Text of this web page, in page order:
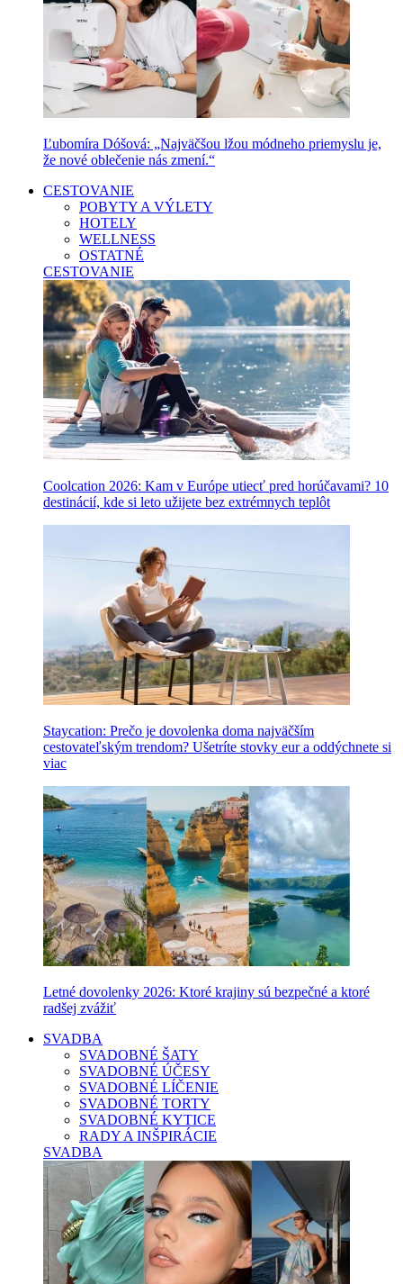
Ľubomíra Dóšová: „Najväčšou lžou módneho priemyslu je,
že nové oblečenie nás zmení.“
CESTOVANIE
POBYTY A VÝLETY
HOTELY
WELLNESS
OSTATNÉ
CESTOVANIE
Coolcation 2026: Kam v Európe utiecť pred horúčavami? 10
destinácií, kde si leto užijete bez extrémnych teplôt
Staycation: Prečo je dovolenka doma najväčším
cestovateľským trendom? Ušetríte stovky eur a oddýchnete si
viac
Letné dovolenky 2026: Ktoré krajiny sú bezpečné a ktoré
radšej zvážiť
SVADBA
SVADOBNÉ ŠATY
SVADOBNÉ ÚČESY
SVADOBNÉ LÍČENIE
SVADOBNÉ TORTY
SVADOBNÉ KYTICE
RADY A INŠPIRÁCIE
SVADBA